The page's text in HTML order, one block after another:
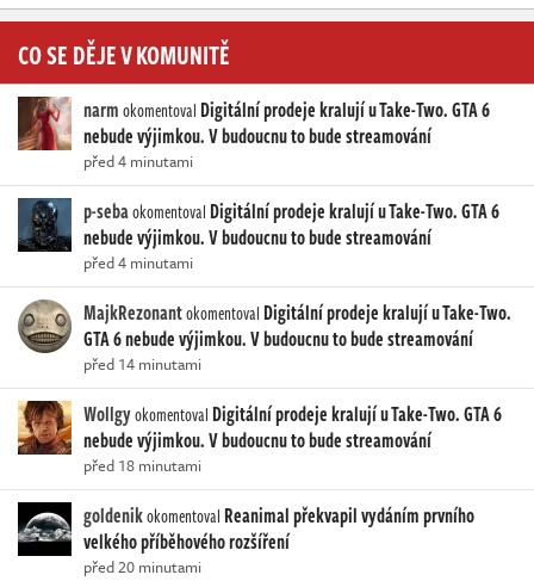
CO SE DĚJE V KOMUNITĚ
narmokomentoval Digitální prodeje kralují u Take-Two. GTA 6
nebude výjimkou. V budoucnu to bude streamování
před 4 minutami
p-sebaokomentoval Digitální prodeje kralují u Take-Two. GTA 6
nebude výjimkou. V budoucnu to bude streamování
před 4 minutami
MajkRezonantokomentoval Digitální prodeje kralují u Take-Two.
GTA 6 nebude výjimkou. V budoucnu to bude streamování
před 14 minutami
Wollgyokomentoval Digitální prodeje kralují u Take-Two. GTA 6
nebude výjimkou. V budoucnu to bude streamování
před 18 minutami
goldenikokomentoval Reanimal překvapil vydáním prvního
velkého příběhového rozšíření
před 20 minutami